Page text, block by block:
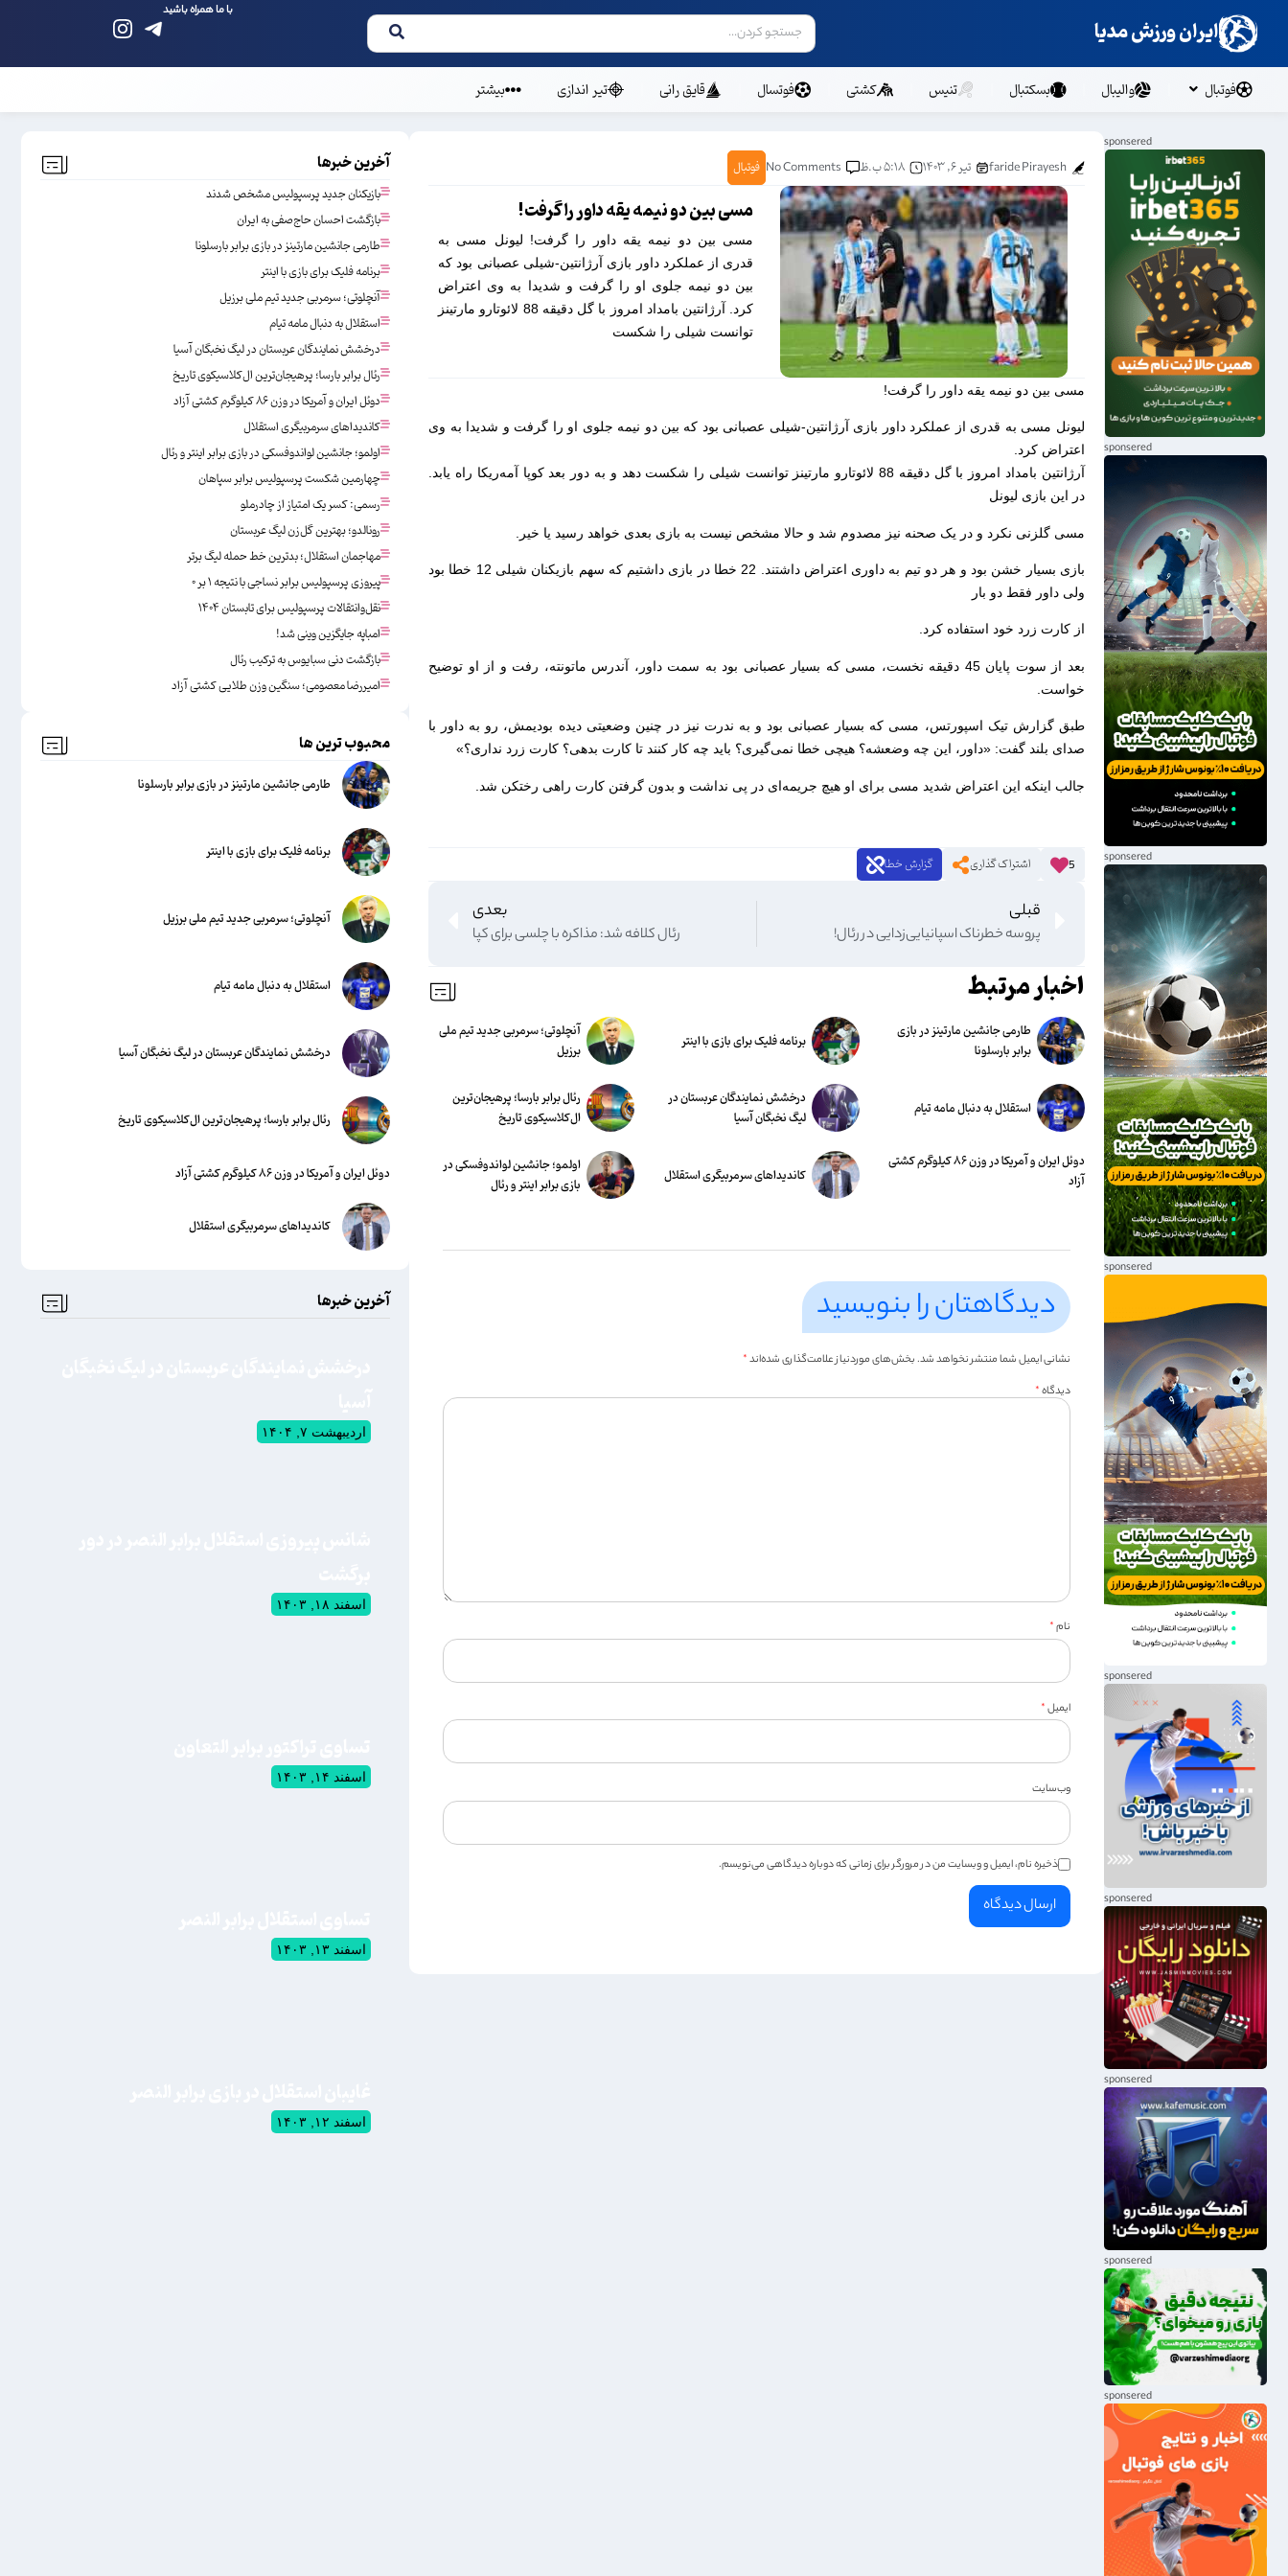
ایران ورزش مدیا
با ما همراه باشید
فوتبال والیبال بسکتبال تنیس کشتی فوتسال قایق رانی تیر اندازی بیشتر
faride Pirayesh تیر ۶, ۱۴۰۳ ۵:۱۸ ب.ظ No Comments فوتبال
مسی بین دو نیمه یقه داور را گرفت!
مسی بین دو نیمه یقه داور را گرفت! لیونل مسی به
قدری از عملکرد داور بازی آرژانتین-شیلی عصبانی بود که
بین دو نیمه جلوی او را گرفت و شدیدا به وی اعتراض
کرد. آرژانتین بامداد امروز با گل دقیقه 88 لائوتارو مارتینز
توانست شیلی را شکست
مسی بین دو نیمه یقه داور را گرفت!
لیونل مسی به قدری از عملکرد داور بازی آرژانتین-شیلی عصبانی بود که بین دو نیمه جلوی او را گرفت و شدیدا به وی
اعتراض کرد.
آرژانتین بامداد امروز با گل دقیقه 88 لائوتارو مارتینز توانست شیلی را شکست دهد و به دور بعد کوپا آمه‌ریکا راه یابد.
در این بازی لیونل
مسی گلزنی نکرد و در یک صحنه نیز مصدوم شد و حالا مشخص نیست به بازی بعدی خواهد رسید یا خیر.
بازی بسیار خشن بود و هر دو تیم به داوری اعتراض داشتند. 22 خطا در بازی داشتیم که سهم بازیکنان شیلی 12 خطا بود
ولی داور فقط دو بار
از کارت زرد خود استفاده کرد.
بعد از سوت پایان 45 دقیقه نخست، مسی که بسیار عصبانی بود به سمت داور، آندرس ماتونته، رفت و از او توضیح
خواست.
طبق گزارش تیک اسپورتس، مسی که بسیار عصبانی بود و به ندرت نیز در چنین وضعیتی دیده بودیمش، رو به داور با
صدای بلند گفت: «داور، این چه وضعشه؟ هیچی خطا نمی‌گیری؟ باید چه کار کنند تا کارت بدهی؟ کارت زرد نداری؟»
جالب اینکه این اعتراض شدید مسی برای او هیچ جریمه‌ای در پی نداشت و بدون گرفتن کارت راهی رختکن شد.
5 اشتراک گذاری گزارش خطا
قبلی
پروسه خطرناک اسپانیایی‌زدایی در رئال!
بعدی
رئال کلافه شد: مذاکره با چلسی برای کپا
اخبار مرتبط
طارمی جانشین مارتینز در بازی
برابر بارسلونا
برنامه فلیک برای بازی با اینتر
آنچلوتی؛ سرمربی جدید تیم ملی
برزیل
استقلال به دنبال مامه تیام
درخشش نمایندگان عربستان در
لیگ نخبگان آسیا
رئال برابر بارسا؛ پرهیجان‌‌ترین
ال‌کلاسیکوی تاریخ
دوئل ایران و آمریکا در وزن ۸۶ کیلوگرم کشتی
آزاد
کاندیداهای سرمربیگری استقلال
اولمو؛ جانشین لواندوفسکی در
بازی برابر اینتر و رئال
دیدگاهتان را بنویسید
نشانی ایمیل شما منتشر نخواهد شد.بخش‌های موردنیاز علامت‌گذاری شده‌اند*
دیدگاه*
نام*
ایمیل*
وب‌سایت
ذخیره نام، ایمیل و وبسایت من در مرورگر برای زمانی که دوباره دیدگاهی می‌نویسم.
آخرین خبرها
بازیکنان جدید پرسپولیس مشخص شدند
بازگشت احسان حاج‌صفی به ایران
طارمی جانشین مارتینز در بازی برابر بارسلونا
برنامه فلیک برای بازی با اینتر
آنچلوتی؛ سرمربی جدید تیم ملی برزیل
استقلال به دنبال مامه تیام
درخشش نمایندگان عربستان در لیگ نخبگان آسیا
رئال برابر بارسا؛ پرهیجان‌‌ترین ال‌کلاسیکوی تاریخ
دوئل ایران و آمریکا در وزن ۸۶ کیلوگرم کشتی آزاد
کاندیداهای سرمربیگری استقلال
اولمو؛ جانشین لواندوفسکی در بازی برابر اینتر و رئال
چهارمین شکست پرسپولیس برابر سپاهان
رسمی: کسر یک امتیاز از چادرملو
رونالدو؛ بهترین گل‌زن لیگ عربستان
مهاجمان استقلال؛ بدترین خط حمله لیگ برتر
پیروزی پرسپولیس برابر نساجی با نتیجه ۱ بر ۰
نقل‌وانتقالات پرسپولیس برای تابستان ۱۴۰۴
امباپه جایگزین وینی شد!
بازگشت دنی سبایوس به ترکیب رئال
امیررضا معصومی؛ سنگین وزن طلایی کشتی آزاد
محبوب ترین ها
طارمی جانشین مارتینز در بازی برابر بارسلونا
برنامه فلیک برای بازی با اینتر
آنچلوتی؛ سرمربی جدید تیم ملی برزیل
استقلال به دنبال مامه تیام
درخشش نمایندگان عربستان در لیگ نخبگان آسیا
رئال برابر بارسا؛ پرهیجان‌‌ترین ال‌کلاسیکوی تاریخ
دوئل ایران و آمریکا در وزن ۸۶ کیلوگرم کشتی آزاد
کاندیداهای سرمربیگری استقلال
آخرین خبرها
اردیبهشت ۷, ۱۴۰۴
اسفند ۱۸, ۱۴۰۳
اسفند ۱۴, ۱۴۰۳
اسفند ۱۳, ۱۴۰۳
اسفند ۱۲, ۱۴۰۳